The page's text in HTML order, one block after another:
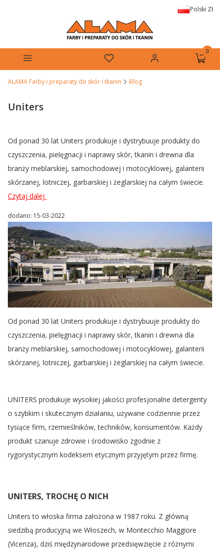
Polski Zł
Menu Ulubione Zaloguj się Koszyk
ALAMA Farby i preparaty do skór i tkanin Blog
Uniters
Od ponad 30 lat Uniters produkuje i dystrybuuje produkty do
czyszczenia, pielęgnacji i naprawy skór, tkanin i drewna dla
branży meblarskiej, samochodowej i motocyklowej, galanterii
skórzanej, lotniczej, garbarskiej i żeglarskiej na całym świecie.
Czytaj dalej
dodano: 15-03-2022
Od ponad 30 lat Uniters produkuje i dystrybuuje produkty do
czyszczenia, pielęgnacji i naprawy skór, tkanin i drewna dla
branży meblarskiej, samochodowej i motocyklowej, galanterii
skórzanej, lotniczej, garbarskiej i żeglarskiej na całym świecie.
UNITERS produkuje wysokiej jakości profesjonalne detergenty
o szybkim i skutecznym działaniu, używane codziennie przez
tysiące firm, rzemieślników, techników, konsumentów. Każdy
produkt szanuje zdrowie i środowisko zgodnie z
rygorystycznym kodeksem etycznym przyjętym przez firmę.
UNITERS, TROCHĘ O NICH
Uniters to włoska firma założona w 1987 roku. Z główną
siedzibą producyjną we Włoszech, w Montecchio Maggiore
(Vicenza), dziś międzynarodowe przedsięwzięcie z różnymi